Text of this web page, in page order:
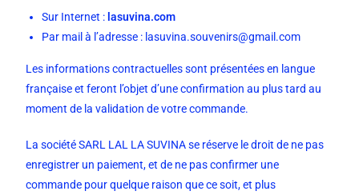
Sur Internet : lasuvina.com
Par mail à l’adresse : lasuvina.souvenirs@gmail.com
Les informations contractuelles sont présentées en langue
française et feront l’objet d’une confirmation au plus tard au
moment de la validation de votre commande.
La société SARL LAL LA SUVINA se réserve le droit de ne pas
enregistrer un paiement, et de ne pas confirmer une
commande pour quelque raison que ce soit, et plus